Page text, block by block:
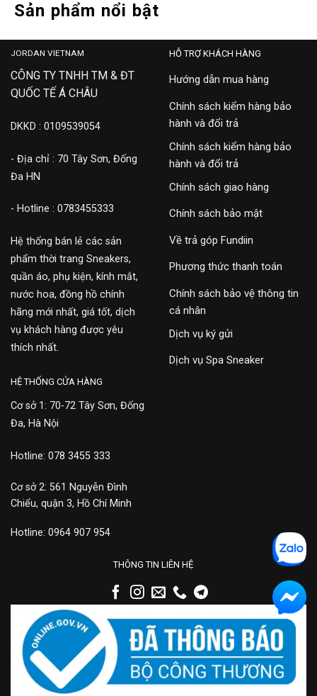
Sản phẩm nổi bật
JORDAN VIETNAM
CÔNG TY TNHH TM & ĐT
QUỐC TẾ Á CHÂU
DKKD : 0109539054
- Địa chỉ : 70 Tây Sơn, Đống
Đa HN
- Hotline : 0783455333
Hệ thống bán lẻ các sản
phẩm thời trang Sneakers,
quần áo, phụ kiện, kính mắt,
nước hoa, đồng hồ chính
hãng mới nhất, giá tốt, dịch
vụ khách hàng được yêu
thích nhất.
HỖ TRỢ KHÁCH HÀNG
Hướng dẫn mua hàng
Chính sách kiểm hàng bảo
hành và đổi trả
Chính sách kiểm hàng bảo
hành và đổi trả
Chính sách giao hàng
Chính sách bảo mật
Về trả góp Fundiin
Phương thức thanh toán
Chính sách bảo vệ thông tin
cá nhân
Dịch vụ ký gửi
Dịch vụ Spa Sneaker
HỆ THỐNG CỬA HÀNG
Cơ sở 1: 70-72 Tây Sơn, Đống
Đa, Hà Nội
Hotline: 078 3455 333
Cơ sở 2: 561 Nguyễn Đình
Chiểu, quận 3, Hồ Chí Minh
Hotline: 0964 907 954
THÔNG TIN LIÊN HỆ